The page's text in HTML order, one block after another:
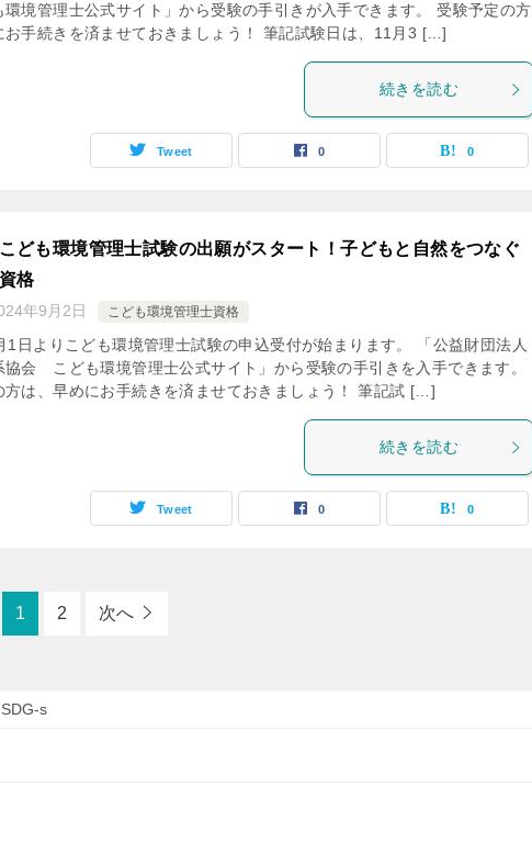
境管理士公式サイト」から受験の手引きが入手できます。 受験予定の方
お手続きを済ませておきましょう！ 筆記試験日は、11月3 […]
続きを読む
Tweet 0 0
ども環境管理士試験の出願がスタート！子どもと自然をつなぐ
格
年9月2日 こども環境管理士資格
1日よりこども環境管理士試験の申込受付が始まります。 「公益財団法人
協会 こども環境管理士公式サイト」から受験の手引きを入手できます。
方は、早めにお手続きを済ませておきましょう！ 筆記試 […]
続きを読む
Tweet 0 0
1 2 次へ
SDG-s